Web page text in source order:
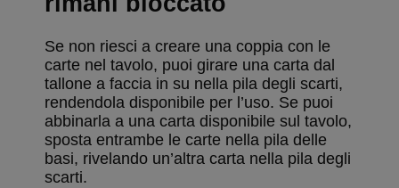
Se non riesci a creare una coppia con le
carte nel tavolo, puoi girare una carta dal
tallone a faccia in su nella pila degli scarti,
rendendola disponibile per l’uso. Se puoi
abbinarla a una carta disponibile sul tavolo,
sposta entrambe le carte nella pila delle
basi, rivelando un’altra carta nella pila degli
scarti.
Targeting Funzionalità
Non
classificati